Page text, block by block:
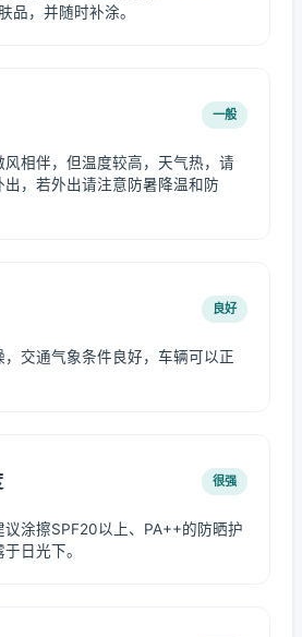
品，并随时补涂。
一般
相伴，但温度较高，天气热，请
，若外出请注意防暑降温和防
良好
交通气象条件良好，车辆可以正
很强
涂擦SPF20以上、PA++的防晒护
日光下。